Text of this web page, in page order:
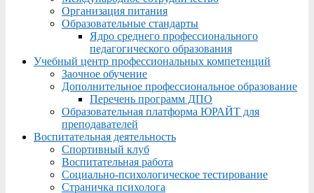
Организация питания
Образовательные стандарты
Ядро среднего профессионального
педагогического образования
Учебный центр профессиональных компетенций
Заочное обучение
Дополнительное профессиональное образование
Перечень программ ДПО
Образовательная платформа ЮРАЙТ для
преподавателей
Воспитательная деятельность
Спортивный клуб
Воспитательная работа
Социально-психологическое тестирование
Страничка психолога